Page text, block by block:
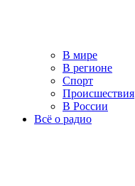
В мире
В регионе
Спорт
Происшествия
В России
Всё о радио